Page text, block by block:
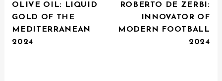
O
S
T
OLIVE OIL: LIQUID
GOLD OF THE
MEDITERRANEAN
2024
ROBERTO DE ZERBI:
INNOVATOR OF
MODERN FOOTBALL
2024